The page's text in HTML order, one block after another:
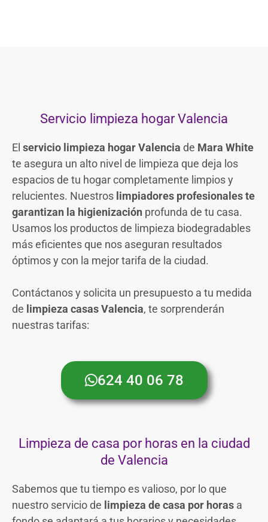
Servicio limpieza hogar Valencia
El servicio limpieza hogar Valencia de Mara White
te asegura un alto nivel de limpieza que deja los
espacios de tu hogar completamente limpios y
relucientes. Nuestros limpiadores profesionales te
garantizan la higienización profunda de tu casa.
Usamos los productos de limpieza biodegradables
más eficientes que nos aseguran resultados
óptimos y con la mejor tarifa de la ciudad.
Contáctanos y solicita un presupuesto a tu medida
de limpieza casas Valencia, te sorprenderán
nuestras tarifas:
624 40 06 78
Limpieza de casa por horas en la ciudad
de Valencia
Sabemos que tu tiempo es valioso, por lo que
nuestro servicio de limpieza de casa por horas a